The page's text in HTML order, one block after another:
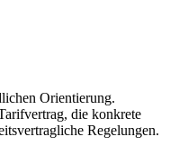
Orientierung.
die konkrete
Regelungen.